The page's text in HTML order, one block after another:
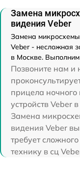
Замена
видения Veber
Замена микросхемы
Veber - несложная
в Москве.
Позвоните нам и
прицела
устройств Veber
Замена
видения Veber
требует
технику в сц